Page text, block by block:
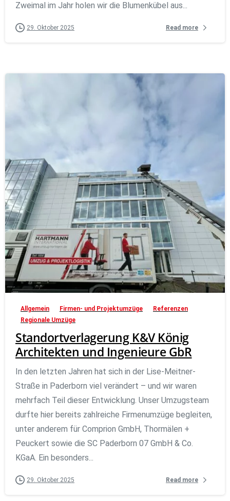
Zweimal im Jahr holen wir die Blumenkübel aus...
29. Oktober 2025 Read more
Allgemein Firmen- und Projektumzüge
Referenzen
Regionale Umzüge
Standortverlagerung K&V König
Architekten und Ingenieure GbR
In den letzten Jahren hat sich in der Lise-Meitner-
Straße in Paderborn viel verändert – und wir waren
mehrfach Teil dieser Entwicklung. Unser Umzugsteam
durfte hier bereits zahlreiche Firmenumzüge begleiten,
unter anderem für Comprion GmbH, Thormälen +
Peuckert sowie die SC Paderborn 07 GmbH & Co.
KGaA. Ein besonders...
29. Oktober 2025 Read more